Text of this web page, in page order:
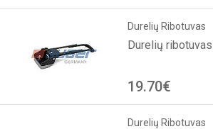
Durelių Ribotuvas
Durelių ribotuvas
19.70€
Durelių Ribotuvas